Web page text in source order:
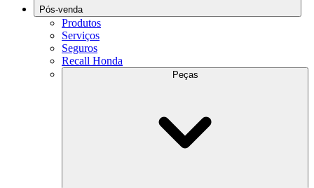
Pós-venda
Produtos
Serviços
Seguros
Recall Honda